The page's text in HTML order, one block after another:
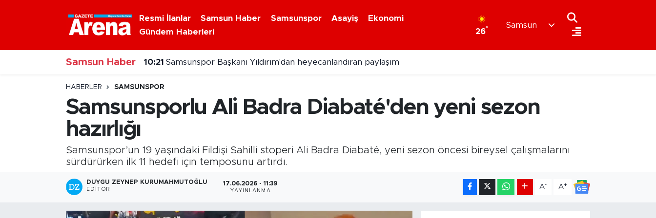
Resmi İlanlar Samsun Haber Samsunspor Asayiş
Ekonomi
Gündem Haberleri
26°
Samsun
Samsun Haber 10:21 Samsunspor Başkanı Yıldırım'dan heyecanlandıran paylaşım
HABERLER SAMSUNSPOR
Samsunsporlu Ali Badra Diabaté'den yeni sezon
hazırlığı
Samsunspor’un 19 yaşındaki Fildişi Sahilli stoperi Ali Badra Diabaté, yeni sezon öncesi bireysel çalışmalarını
sürdürürken ilk 11 hedefi için temposunu artırdı.
DUYGU ZEYNEP KURUMAHMUTOĞLU
EDITÖR
17.06.2026 - 11:39
YAYINLANMA
A- A+
Nöbetçi Eczaneler
Hava Durumu
Samsun Namaz Vakitleri
Trafik Durumu
Süper Lig Puan Durumu ve Fikstür
Tüm Manşetler
Son Dakika Haberleri
Haber Arşivi